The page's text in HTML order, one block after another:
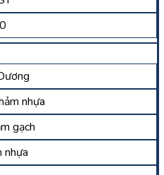
nhựa
gạch
nhựa